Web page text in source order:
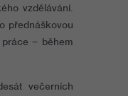
vzdělávání.
přednáškovou
– během
večerních